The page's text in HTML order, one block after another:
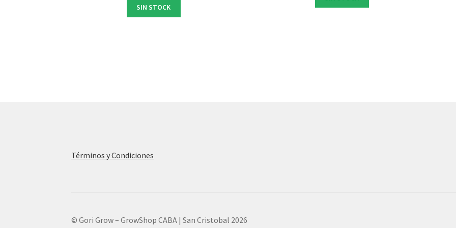
SIN STOCK
Términos y Condiciones
© Gori Grow – GrowShop CABA | San Cristobal 2026